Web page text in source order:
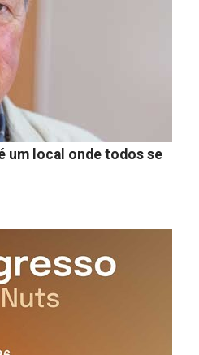
um local onde todos se